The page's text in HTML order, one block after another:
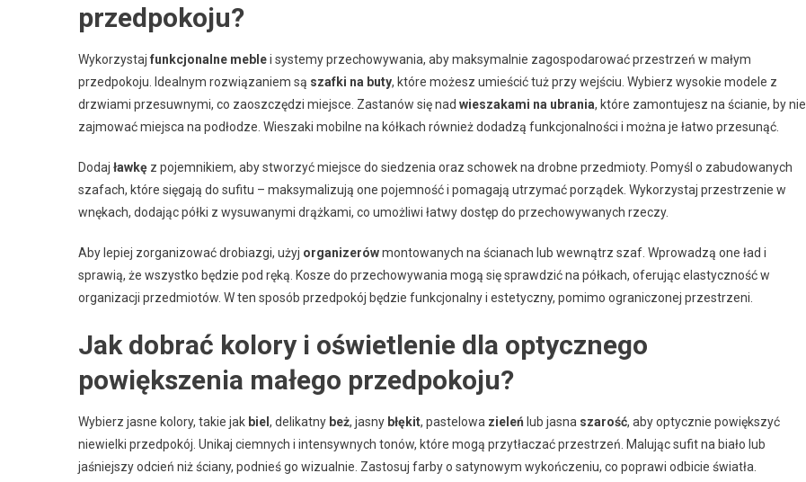
przedpokoju?
Wykorzystaj funkcjonalne meblei systemy przechowywania, aby maksymalnie zagospodarować przestrzeń w małym
przedpokoju. Idealnym rozwiązaniem są szafki na buty, które możesz umieścić tuż przy wejściu. Wybierz wysokie modele z
drzwiami przesuwnymi, co zaoszczędzi miejsce. Zastanów się nad wieszakami na ubrania, które zamontujesz na ścianie, by nie
zajmować miejsca na podłodze. Wieszaki mobilne na kółkach również dodadzą funkcjonalności i można je łatwo przesunąć.
Dodaj ławkę z pojemnikiem, aby stworzyć miejsce do siedzenia oraz schowek na drobne przedmioty. Pomyśl o zabudowanych
szafach, które sięgają do sufitu – maksymalizują one pojemność i pomagają utrzymać porządek. Wykorzystaj przestrzenie w
wnękach, dodając półki z wysuwanymi drążkami, co umożliwi łatwy dostęp do przechowywanych rzeczy.
Aby lepiej zorganizować drobiazgi, użyj organizerówmontowanych na ścianach lub wewnątrz szaf. Wprowadzą one ład i
sprawią, że wszystko będzie pod ręką. Kosze do przechowywania mogą się sprawdzić na półkach, oferując elastyczność w
organizacji przedmiotów. W ten sposób przedpokój będzie funkcjonalny i estetyczny, pomimo ograniczonej przestrzeni.
Jak dobrać kolory i oświetlenie dla optycznego
powiększenia małego przedpokoju?
Wybierz jasne kolory, takie jak biel , delikatny beż, jasny błękit, pastelowa zieleń lub jasna szarość, aby optycznie powiększyć
niewielki przedpokój. Unikaj ciemnych i intensywnych tonów, które mogą przytłaczać przestrzeń. Malując sufit na biało lub
jaśniejszy odcień niż ściany, podnieś go wizualnie. Zastosuj farby o satynowym wykończeniu, co poprawi odbicie światła.